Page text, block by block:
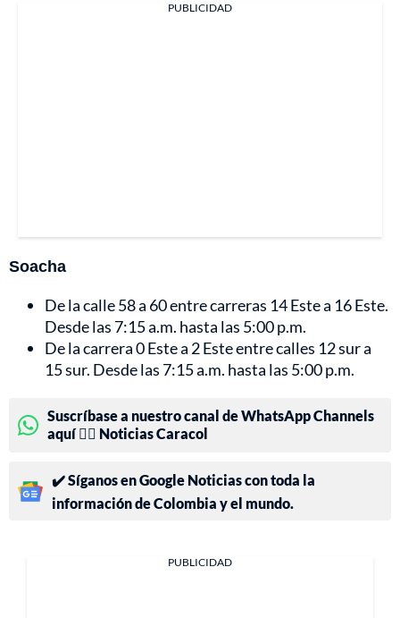
PUBLICIDAD
Soacha
De la calle 58 a 60 entre carreras 14 Este a 16 Este.
Desde las 7:15 a.m. hasta las 5:00 p.m.
De la carrera 0 Este a 2 Este entre calles 12 sur a
15 sur. Desde las 7:15 a.m. hasta las 5:00 p.m.
Suscríbase a nuestro canal de WhatsApp Channels
aquí 👉🏻 Noticias Caracol
✔️ Síganos en Google Noticias con toda la
información de Colombia y el mundo.
PUBLICIDAD